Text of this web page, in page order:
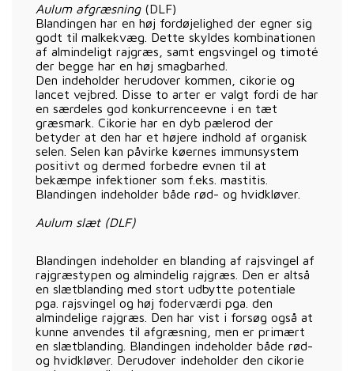
Aulum afgræsning(DLF)
Blandingen har en høj fordøjelighed der egner sig
godt til malkekvæg. Dette skyldes kombinationen
af almindeligt rajgræs, samt engsvingel og timoté
der begge har en høj smagbarhed.
Den indeholder herudover kommen, cikorie og
lancet vejbred. Disse to arter er valgt fordi de har
en særdeles god konkurrenceevne i en tæt
græsmark. Cikorie har en dyb pælerod der
betyder at den har et højere indhold af organisk
selen. Selen kan påvirke køernes immunsystem
positivt og dermed forbedre evnen til at
bekæmpe infektioner som f.eks. mastitis.
Blandingen indeholder både rød- og hvidkløver.
Aulum slæt (DLF)
Blandingen indeholder en blanding af rajsvingel af
rajgræstypen og almindelig rajgræs. Den er altså
en slætblanding med stort udbytte potentiale
pga. rajsvingel og høj foderværdi pga. den
almindelige rajgræs. Den har vist i forsøg også at
kunne anvendes til afgræsning, men er primært
en slætblanding. Blandingen indeholder både rød-
og hvidkløver. Derudover indeholder den cikorie